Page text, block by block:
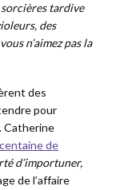
sorcières tardive
des
n’aimez pas la
des
pour
Catherine
de
d’importuner,
de l’affaire